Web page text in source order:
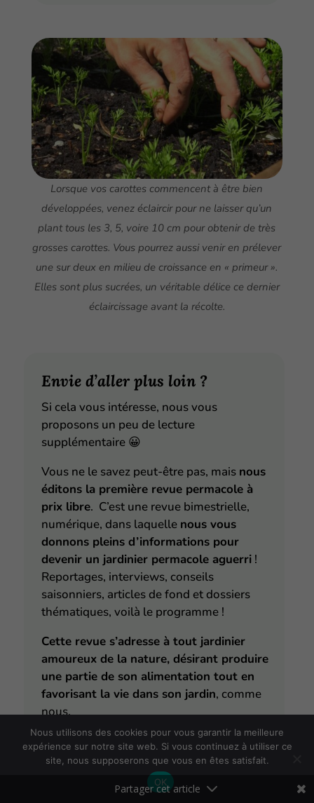
Lorsque vos carottes commencent à être bien
développées, venez éclaircir pour ne laisser qu’un
plant tous les 3, 5, voire 10 cm pour obtenir de très
grosses carottes. Vous pourrez aussi venir en prélever
une sur deux en milieu de croissance en « primeur ».
Elles sont plus sucrées, un véritable délice ce dernier
éclaircissage avant la récolte.
Envie d’aller plus loin ?
Si cela vous intéresse, nous vous
proposons un peu de lecture
supplémentaire 😀
Vous ne le savez peut-être pas, mais nous
éditons la première revue permacole à
prix libre. C’est une revue bimestrielle,
numérique, dans laquelle nous vous
donnons pleins d’informations pour
devenir un jardinier permacole aguerri!
Reportages, interviews, conseils
saisonniers, articles de fond et dossiers
thématiques, voilà le programme !
Cette revue s’adresse à tout jardinier
amoureux de la nature, désirant produire
une partie de son alimentation tout en
favorisant la vie dans son jardin, comme
nous.
En vous offrantun abonnement,vous
recevrez tous les deux mois la revue sur
votre espace abonné et dans votre boîte
Nous utilisons des cookies pour vous garantir la meilleure
expérience sur notre site web. Si vous continuez à utiliser ce
site, nous supposerons que vous en êtes satisfait.
OK